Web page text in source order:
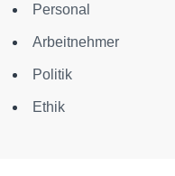
Personal
Arbeitnehmer
Politik
Ethik